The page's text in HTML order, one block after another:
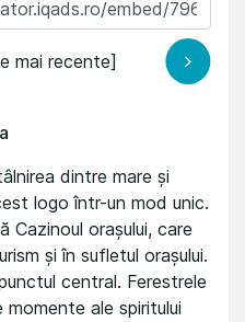
mai recente]
dintre mare și
logo într-un mod unic.
Cazinoul orașului, care
și în sufletul orașului.
central. Ferestrele
momente ale spiritului